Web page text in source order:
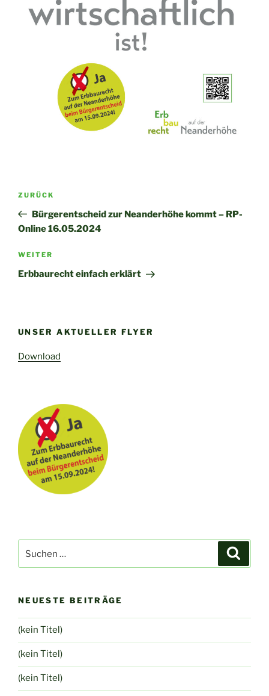
Beitragsnavigation
Vorheriger
Beitrag
ZURÜCK
Bürgerentscheid zur Neanderhöhe kommt – RP-
Online 16.05.2024
Nächster
Beitrag
WEITER
Erbbaurecht einfach erklärt
UNSER AKTUELLER FLYER
Download
nach:
NEUESTE BEITRÄGE
(kein Titel)
(kein Titel)
(kein Titel)